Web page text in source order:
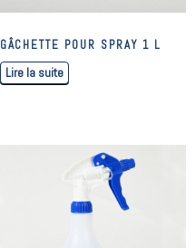
GÂCHETTE POUR SPRAY 1 L
Lire la suite